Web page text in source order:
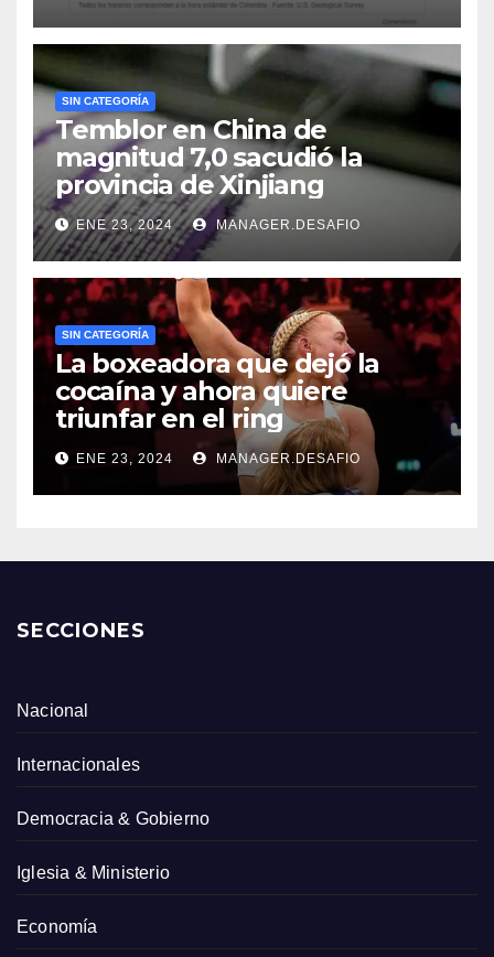
SIN CATEGORÍA
Temblor en China de
magnitud 7,0 sacudió la
provincia de Xinjiang
ENE 23, 2024 MANAGER.DESAFIO
SIN CATEGORÍA
La boxeadora que dejó la
cocaína y ahora quiere
triunfar en el ring​
ENE 23, 2024 MANAGER.DESAFIO
SECCIONES
Nacional
Internacionales
Democracia & Gobierno
Iglesia & Ministerio
Economía